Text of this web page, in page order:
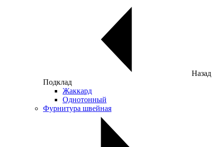
Назад
Подклад
Жаккард
Однотонный
Фурнитура швейная